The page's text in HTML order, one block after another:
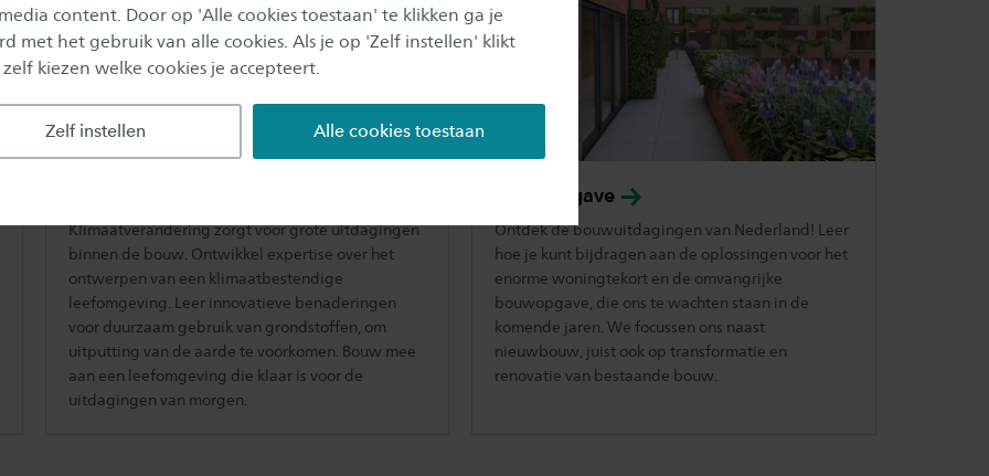
content. Door op 'Alle cookies toestaan' te klikken ga je
met het gebruik van alle cookies. Als je op 'Zelf instellen' klikt
kiezen welke cookies je accepteert.
Zelf instellen Alle cookies toestaan
Klimaatverandering zorgt voor grote uitdagingen
binnen de bouw. Ontwikkel expertise over het
ontwerpen van een klimaatbestendige
leefomgeving. Leer innovatieve benaderingen
voor duurzaam gebruik van grondstoffen, om
uitputting van de aarde te voorkomen. Bouw mee
aan een leefomgeving die klaar is voor de
uitdagingen van morgen.
Bouwopgave
Ontdek de bouwuitdagingen van Nederland! Leer
hoe je kunt bijdragen aan de oplossingen voor het
enorme woningtekort en de omvangrijke
bouwopgave, die ons te wachten staan in de
komende jaren. We focussen ons naast
nieuwbouw, juist ook op transformatie en
renovatie van bestaande bouw.